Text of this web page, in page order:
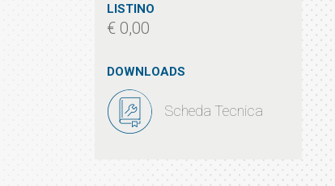
LISTINO
€ 0,00
DOWNLOADS
Scheda Tecnica